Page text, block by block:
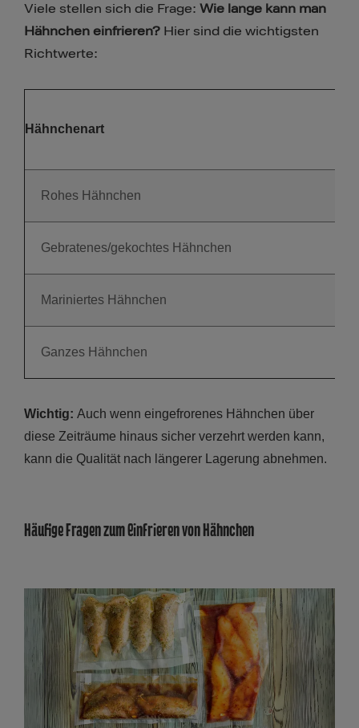
Viele stellen sich die Frage: Wie lange kann man
Hähnchen einfrieren? Hier sind die wichtigsten
Richtwerte:
Hähnchenart
Rohes Hähnchen
Gebratenes/gekochtes Hähnchen
Mariniertes Hähnchen
Ganzes Hähnchen
Wichtig: Auch wenn eingefrorenes Hähnchen über
diese Zeiträume hinaus sicher verzehrt werden kann,
kann die Qualität nach längerer Lagerung abnehmen.
Häufige Fragen zum Einfrieren von Hähnchen